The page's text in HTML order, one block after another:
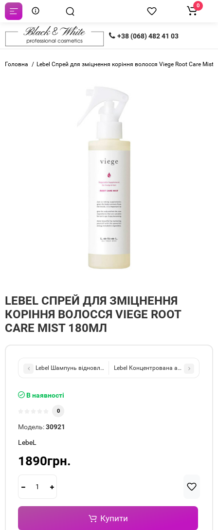
+38 (068) 482 41 03
0
Головна Lebel Спрей для зміцнення коріння волосся Viege Root Care Mist
LEBEL СПРЕЙ ДЛЯ ЗМІЦНЕННЯ
КОРІННЯ ВОЛОССЯ VIEGE ROOT
CARE MIST 180МЛ
Lebel Шампунь відновлюючий для волосся та шкіри голови
Lebel Концентрована аромамаска
В наявності
0
Модель:30921
LebeL
1890грн.
Купити